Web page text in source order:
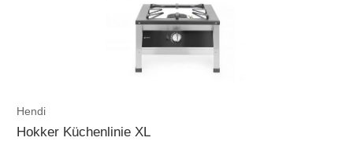
Hendi
Hokker Küchenlinie XL